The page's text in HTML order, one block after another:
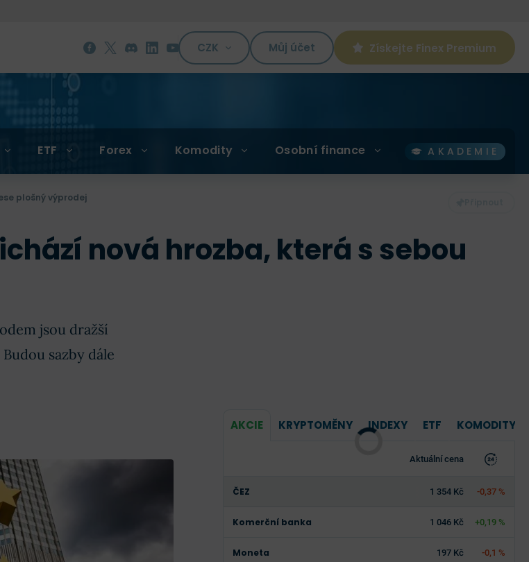
CZK Můj účet Získejte Finex Premium
ETF Forex Komodity Osobní finance AKADEMIE
plošný výprodej
nová hrozba, která s sebou
jsou dražší
sazby dále
AKCIE KRYPTOMĚNY INDEXY ETF KOMODITY
Aktuální cena
ČEZ 1 354 Kč -0,37 %
Komerční banka 1 046 Kč +0,19 %
Moneta 197 Kč -0,1 %